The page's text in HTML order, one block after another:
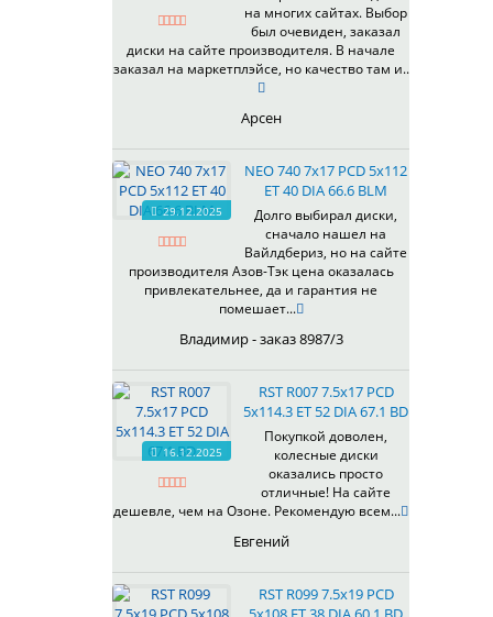
337
401
408
410
411
414
417
423
426
428
429
430
433
438
503
67,1
70,1
72,6
73,1
74,1
75.1
78.1
98
98,1
MG
MGM
OrD
SL
W
WB
WD
на многих сайтах. Выбор
был очевиден, заказал
диски на сайте производителя. В начале
заказал на маркетплэйсе, но качество там и..
Арсен
29.12.2025
NEO 740 7x17 PCD 5x112
ET 40 DIA 66.6 BLM
Долго выбирал диски,
сначало нашел на
Вайлдбериз, но на сайте
производителя Азов-Тэк цена оказалась
привлекательнее, да и гарантия не
помешает...
Владимир - заказ 8987/3
16.12.2025
RST R007 7.5x17 PCD
5x114.3 ET 52 DIA 67.1 BD
Покупкой доволен,
колесные диски
оказались просто
отличные! На сайте
дешевле, чем на Озоне. Рекомендую всем...
Евгений
RST R099 7.5x19 PCD